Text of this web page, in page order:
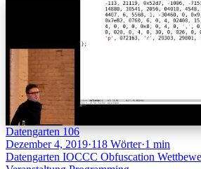
Datengarten 106
Dezember 4, 2019·118 Wörter·1 min
Datengarten IOCCC Obfuscation